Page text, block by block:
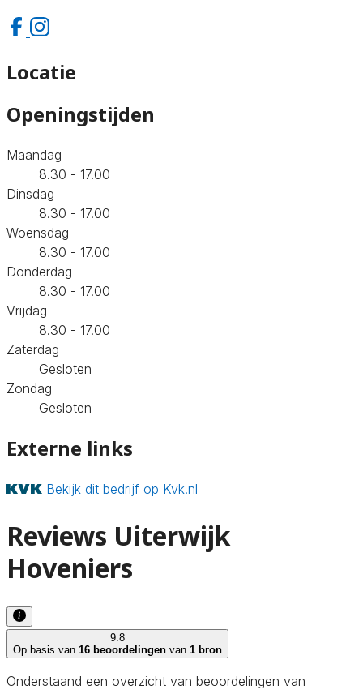
Locatie
Openingstijden
Maandag
8.30 - 17.00
Dinsdag
8.30 - 17.00
Woensdag
8.30 - 17.00
Donderdag
8.30 - 17.00
Vrijdag
8.30 - 17.00
Zaterdag
Gesloten
Zondag
Gesloten
Externe links
Bekijk dit bedrijf op Kvk.nl
Reviews Uiterwijk
Hoveniers
9.8
Op basis van 16 beoordelingen van 1 bron
Onderstaand een overzicht van beoordelingen van